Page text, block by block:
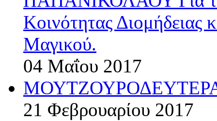
Κοινότητας Διομήδειας
Μαγικού.
04 Μαΐου 2017
21 Φεβρουαρίου 2017